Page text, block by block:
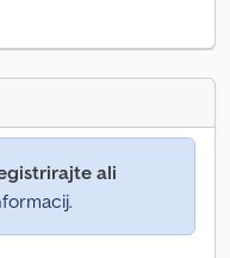
ali